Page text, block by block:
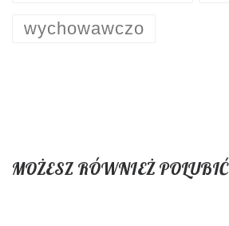
wychowawczo
MOŻESZ RÓWNIEŻ POLUBIĆ